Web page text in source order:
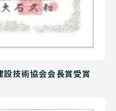
技術協会会長賞受賞